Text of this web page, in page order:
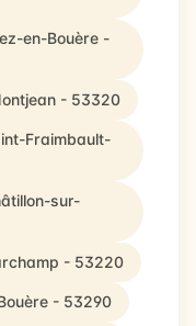
en-Bouère -
- 53320
Fraimbault-
sur-
- 53220
- 53290